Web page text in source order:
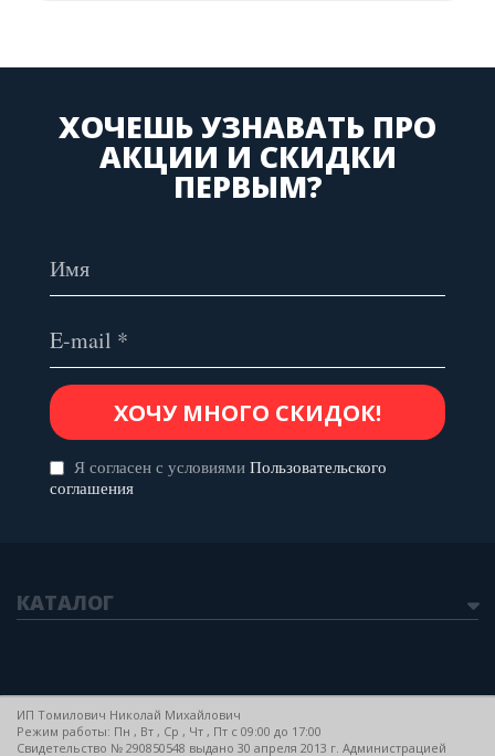
ХОЧЕШЬ УЗНАВАТЬ ПРО
АКЦИИ И СКИДКИ
ПЕРВЫМ?
Я согласен с условиями Пользовательского
соглашения
КАТАЛОГ
ИП Томилович Николай Михайлович
Режим работы: Пн , Вт , Ср , Чт , Пт c 09:00 до 17:00
Свидетельство № 290850548 выдано 30 апреля 2013 г. Администрацией